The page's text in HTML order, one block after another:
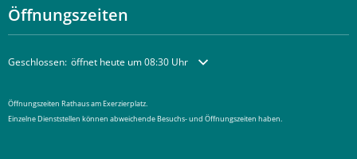
Öffnungszeiten
Klicken, um weitere Öffnungs- oder Schließzeiten auszublenden
Geschlossen: öffnet heute um 08:30 Uhr
Öffnungszeiten Rathaus am Exerzierplatz.
Einzelne Dienststellen können abweichende Besuchs- und Öffnungszeiten haben.